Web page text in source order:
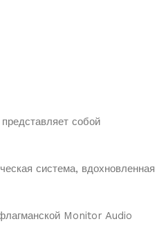
собой
система, вдохновленная
Monitor Audio